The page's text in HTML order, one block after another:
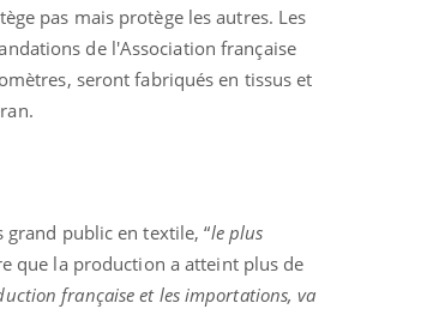
pas mais protège les autres. Les
de l'Association française
seront fabriqués en tissus et
public en textile, “le plus
que la production a atteint plus de
française et les importations, va